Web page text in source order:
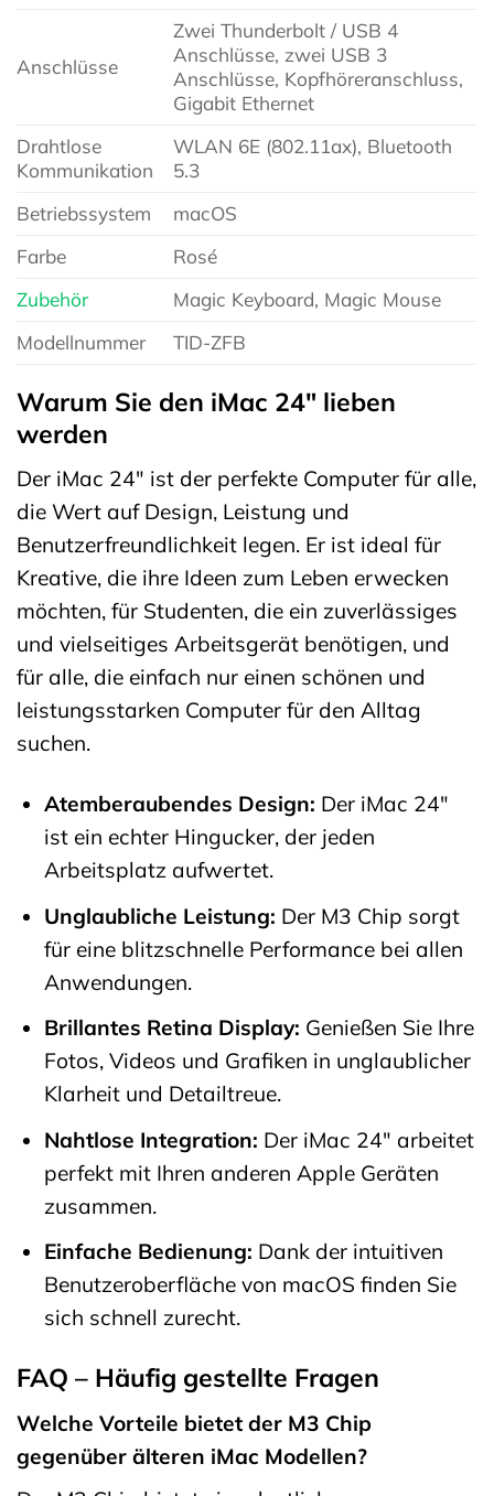
Anschlüsse
Zwei Thunderbolt / USB 4
Anschlüsse, zwei USB 3
Anschlüsse, Kopfhöreranschluss,
Gigabit Ethernet
Drahtlose
Kommunikation
WLAN 6E (802.11ax), Bluetooth
5.3
Betriebssystem
macOS
Farbe
Rosé
Zubehör
Magic Keyboard, Magic Mouse
Modellnummer
TID-ZFB
Warum Sie den iMac 24″ lieben
werden
Der iMac 24″ ist der perfekte Computer für alle,
die Wert auf Design, Leistung und
Benutzerfreundlichkeit legen. Er ist ideal für
Kreative, die ihre Ideen zum Leben erwecken
möchten, für Studenten, die ein zuverlässiges
und vielseitiges Arbeitsgerät benötigen, und
für alle, die einfach nur einen schönen und
leistungsstarken Computer für den Alltag
suchen.
Atemberaubendes Design: Der iMac 24″
ist ein echter Hingucker, der jeden
Arbeitsplatz aufwertet.
Unglaubliche Leistung: Der M3 Chip sorgt
für eine blitzschnelle Performance bei allen
Anwendungen.
Brillantes Retina Display: Genießen Sie Ihre
Fotos, Videos und Grafiken in unglaublicher
Klarheit und Detailtreue.
Nahtlose Integration: Der iMac 24″ arbeitet
perfekt mit Ihren anderen Apple Geräten
zusammen.
Einfache Bedienung: Dank der intuitiven
Benutzeroberfläche von macOS finden Sie
sich schnell zurecht.
FAQ – Häufig gestellte Fragen
Welche Vorteile bietet der M3 Chip
gegenüber älteren iMac Modellen?